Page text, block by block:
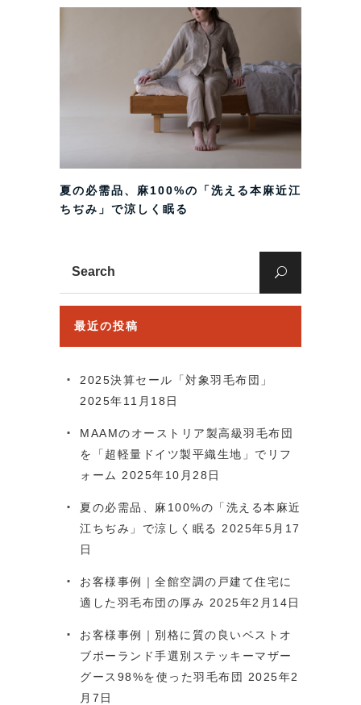
夏の必需品、麻100%の「洗える本麻近江
ちぢみ」で涼しく眠る
最近の投稿
2025決算セール「対象羽毛布団」
2025年11月18日
MAAMのオーストリア製高級羽毛布団
を「超軽量ドイツ製平織生地」でリフ
ォーム
2025年10月28日
夏の必需品、麻100%の「洗える本麻近
江ちぢみ」で涼しく眠る
2025年5月17
日
お客様事例｜全館空調の戸建て住宅に
適した羽毛布団の厚み 2025年2月14日
お客様事例｜別格に質の良いベストオ
ブポーランド手選別ステッキーマザー
グース98%を使った羽毛布団
2025年2
月7日